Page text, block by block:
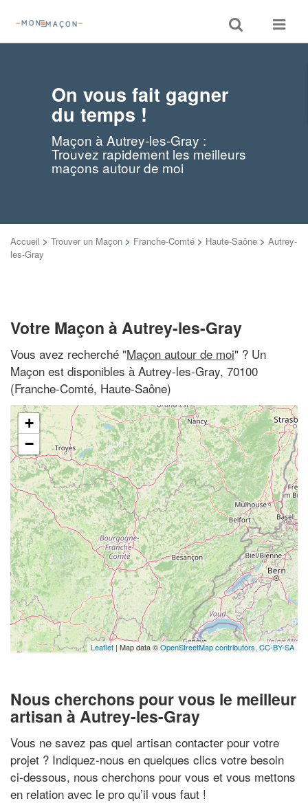
Toggle
search
Toggle
On vous fait gagner
du temps !
Maçon à Autrey-les-Gray :
Trouvez rapidement les meilleurs
maçons autour de moi
Accueil > Trouver un Maçon > Franche-Comté > Haute-Saône > Autrey-
les-Gray
Votre Maçon à Autrey-les-Gray
Vous avez recherché "Maçon autour de moi" ? Un
Maçon est disponibles à Autrey-les-Gray, 70100
(Franche-Comté, Haute-Saône)
+
−
Leaflet | Map data ©OpenStreetMap contributors, CC-BY-SA
Nous cherchons pour vous le meilleur
artisan à Autrey-les-Gray
Vous ne savez pas quel artisan contacter pour votre
projet ? Indiquez-nous en quelques clics votre besoin
ci-dessous, nous cherchons pour vous et vous mettons
en relation avec le pro qu’il vous faut !